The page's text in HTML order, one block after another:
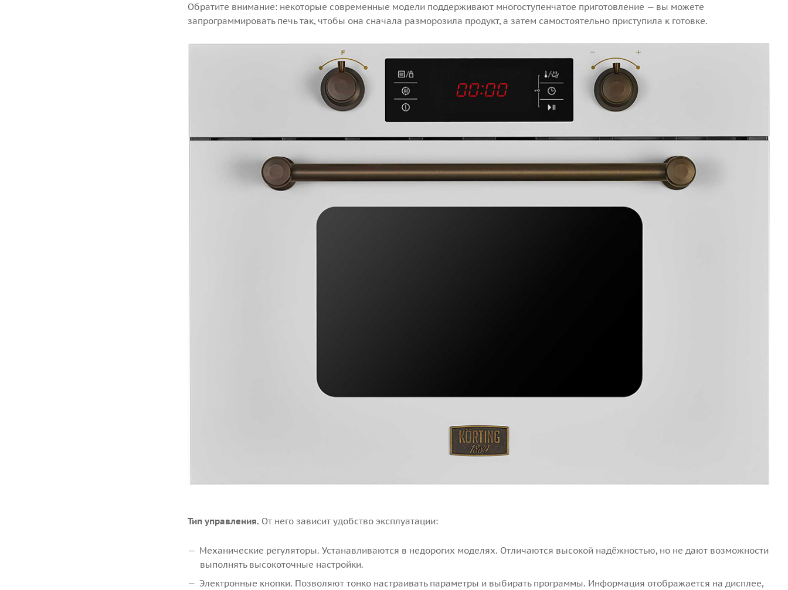
Обратите внимание: некоторые современные модели поддерживают многоступенчатое приготовление — вы можете
запрограммировать печь так, чтобы она сначала разморозила продукт, а затем самостоятельно приступила к готовке.
Тип управления. От него зависит удобство эксплуатации:
Механические регуляторы. Устанавливаются в недорогих моделях. Отличаются высокой надёжностью, но не дают возможности
выполнять высокоточные настройки.
Электронные кнопки. Позволяют тонко настраивать параметры и выбирать программы. Информация отображается на дисплее,